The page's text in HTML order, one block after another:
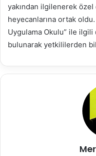
yakından ilgilenerek
heyecanlarına ortak oldu.
Uygulama Okulu” ile
bulunarak yetkililerden